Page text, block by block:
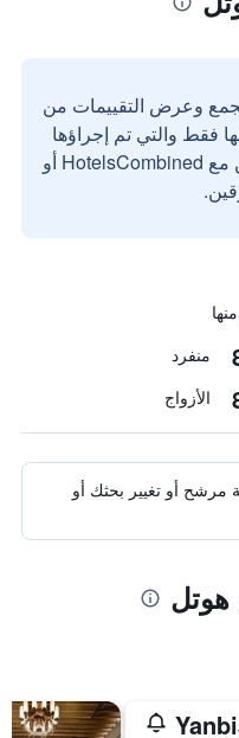
وعرض التقييمات من
فقط والتي تم إجراؤها
بواسطة مستخدمين حقيقيين مع HotelsCombined أو
منفرد
الأزواج
مرشح أو تغيير بحثك أو
هوتل